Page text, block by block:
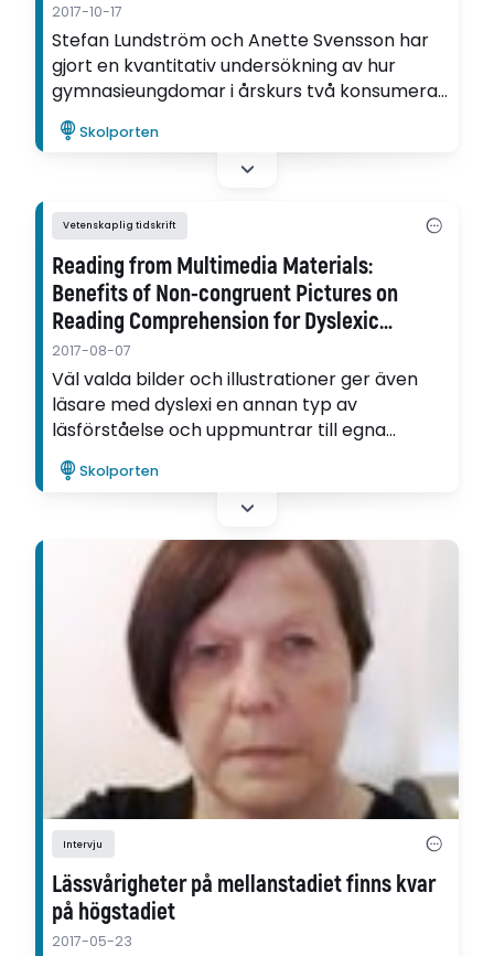
2017-10-17
Stefan Lundström och Anette Svensson har
gjort en kvantitativ undersökning av hur
gymnasieungdomar i årskurs två konsumerar
och producerar fiktion, i skolan och på
fritiden. Studien visade att kvinnor läste mer
skönlitteratur och män spelade mer spel.
Skolporten
Vetenskaplig tidskrift
Reading from Multimedia Materials:
Benefits of Non-congruent Pictures on
Reading Comprehension for Dyslexic
Readers
2017-08-07
Väl valda bilder och illustrationer ger även
läsare med dyslexi en annan typ av
läsförståelse och uppmuntrar till egna
tolkningar, associationer och liknelser att
hänga upp informationen på. Det visar en
studie av Eva Wennås Brante och Mona
Skolporten
Intervju
Lässvårigheter på mellanstadiet finns kvar
på högstadiet
2017-05-23